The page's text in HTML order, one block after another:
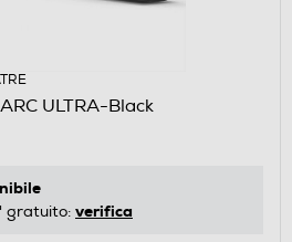
ULTRA-Black
gratuito: verifica